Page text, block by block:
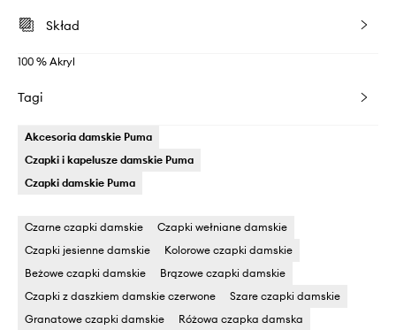
Skład
100 % Akryl
Tagi
Akcesoria damskie Puma
Czapki i kapelusze damskie Puma
Czapki damskie Puma
Czarne czapki damskie
Czapki wełniane damskie
Czapki jesienne damskie
Kolorowe czapki damskie
Beżowe czapki damskie
Brązowe czapki damskie
Czapki z daszkiem damskie czerwone
Szare czapki damskie
Granatowe czapki damskie
Różowa czapka damska